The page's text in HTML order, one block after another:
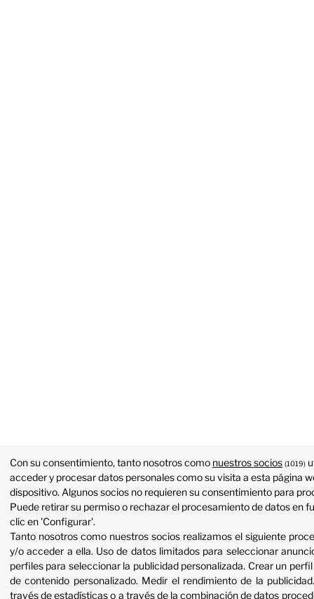
Con su consentimiento, tanto nosotros como nuestros socios (1019)
acceder y procesar datos personales como su visita a esta página
dispositivo. Algunos socios no requieren su consentimiento para
Puede retirar su permiso o rechazar el procesamiento de datos en
clic en 'Configurar'.
Tanto nosotros como nuestros socios realizamos el siguiente
y/o acceder a ella. Uso de datos limitados para seleccionar
perfiles para seleccionar la publicidad personalizada. Crear un
de contenido personalizado. Medir el rendimiento de la publicidad
través de estadísticas o a través de la combinación de datos